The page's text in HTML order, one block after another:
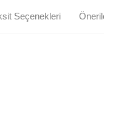
Seçenekleri